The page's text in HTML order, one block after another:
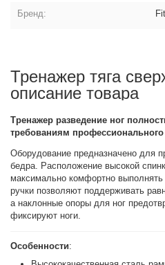
Бренд:
Тренажер тяга
описание товара
Тренажер разведение ног
требованиям профессионального
Оборудование предназначено для
бедра. Расположение высокой
максимально комфортно
ручки позволяют поддерживать
а наклонные опоры для ног
фиксируют ноги.
Особенности: